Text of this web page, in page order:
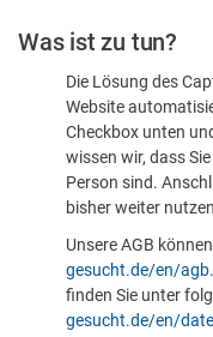
sind
Was ist zu tun?
Die Lösung des
Website
Checkbox unten
wissen wir, dass
Person sind.
bisher weiter
Unsere AGB
gesucht.de/en/
finden Sie unter
gesucht.de/en/